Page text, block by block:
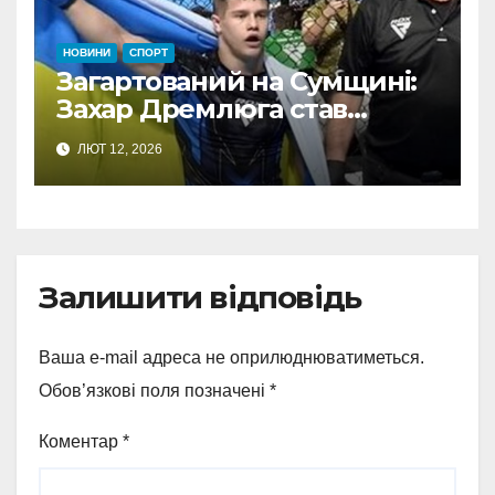
НОВИНИ СПОРТ
Загартований на Сумщині:
Захар Дремлюга став
одним із найкращих бійців
ММА у Європі
ЛЮТ 12, 2026
Залишити відповідь
Ваша e-mail адреса не оприлюднюватиметься.
Обов’язкові поля позначені *
Коментар *